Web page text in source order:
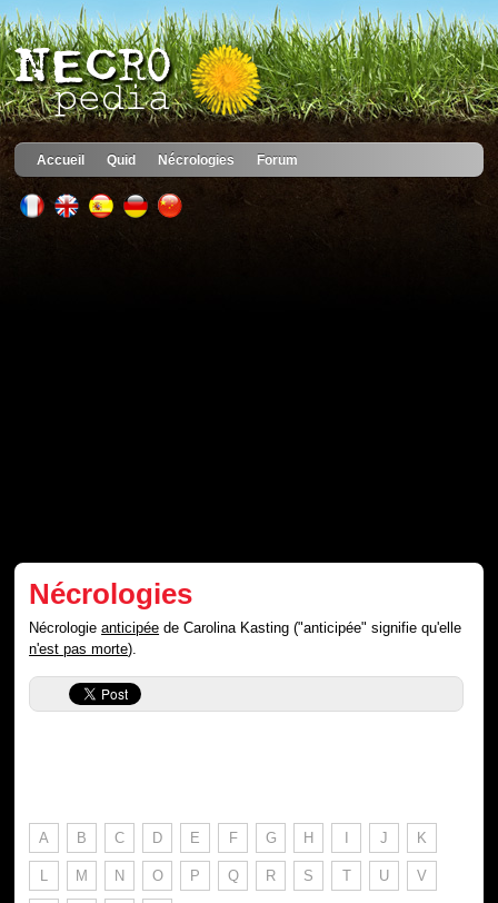
Accueil Quid Nécrologies Forum
Nécrologies
Nécrologieanticipée de Carolina Kasting ("anticipée" signifie qu'elle
n'est pas morte).
A B C D E F G H I J K
L M N O P Q R S T U V